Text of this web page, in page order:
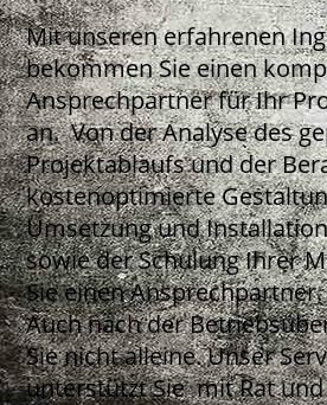
Mit unseren erfahrenen
bekommen Sie einen
Ansprechpartner für Ihr
an.Von der Analyse des
Projektablaufs und der
kostenoptimierte
Umsetzung und
sowie der Schulung Ihrer
Sie einen
Auch nach der
Sie nicht alleine. Unser
unterstützt Sie mit Rat und